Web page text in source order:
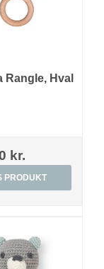
Rangle, Hval
kr.
PRODUKT